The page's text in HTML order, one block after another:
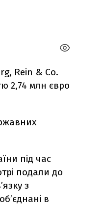
Rein & Co.
2,74 млн євро
під час
подали до
з
в